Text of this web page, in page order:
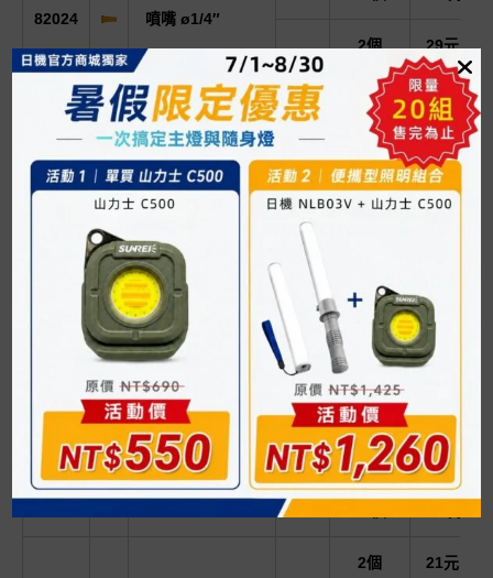
82024 噴嘴 ø1/4″
灰色
2個 29元
10個 143元
82223 90°噴嘴 ø1/16″ 橘色
2個 26元
10個 130元
90°噴嘴 ø1/8″ 橘色
10個 185元
90°噴嘴 ø1/4″ 橘色
2個 21元
10個
82226
90°多孔噴嘴
(口徑 ø2.5×6)
橘色
2個 26元
2個 21元